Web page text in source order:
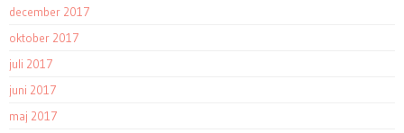
december 2017
oktober 2017
juli 2017
juni 2017
maj 2017